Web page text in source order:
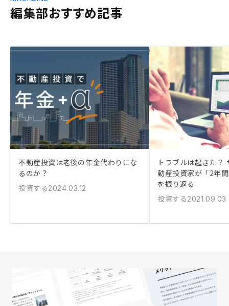
編集部おすすめ記事
不動産投資は老後の年金代わりにな
るのか？
投資する2024.03.12
トラブルは起きた？
動産投資家が「2年
を振り返る
投資する2021.09.03